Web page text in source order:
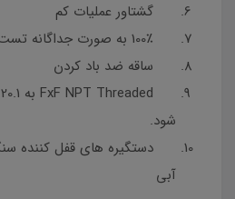
گشتاور عملیات کم
ساقه ضد باد کردن
شود.
دستگیره های قفل کننده
آبی